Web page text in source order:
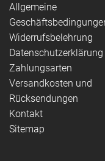
Allgemeine
Widerrufsbelehrung
Datenschutzerklärung
Zahlungsarten
Versandkosten und
Rücksendungen
Kontakt
Sitemap